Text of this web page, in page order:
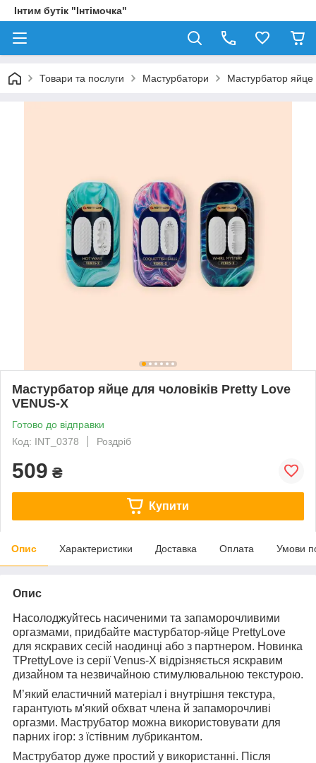
Інтим бутік "Інтімочка"
Товари та послуги Мастурбатори Мастурбатор яйце
Мастурбатор яйце для чоловіків Pretty Love
VENUS-X
Готово до відправки
Код: INT_0378
Роздріб
509 ₴
Купити
Опис Характеристики Доставка Оплата Умови
Опис
Насолоджуйтесь насиченими та запаморочливими
оргазмами, придбайте мастурбатор-яйце PrettyLove
для яскравих сесій наодинці або з партнером. Новинка
TPrettyLove із серії Venus-X відрізняється яскравим
дизайном та незвичайною стимулювальною текстурою.
М’який еластичний матеріал і внутрішня текстура,
гарантують м'який обхват члена й запаморочливі
оргазми. Маструбатор можна використовувати для
парних ігор: з їстівним лубрикантом.
Маструбатор дуже простий у використанні. Після